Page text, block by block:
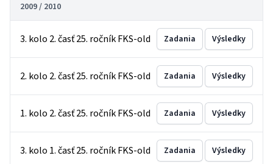
2009 / 2010
3. kolo 2. časť 25. ročník FKS-old Zadania Výsledky
2. kolo 2. časť 25. ročník FKS-old Zadania Výsledky
1. kolo 2. časť 25. ročník FKS-old Zadania Výsledky
3. kolo 1. časť 25. ročník FKS-old Zadania Výsledky